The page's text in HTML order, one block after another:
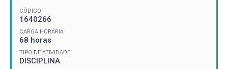
CÓDIGO
1640266
CARGA HORÁRIA
68 horas
TIPO DE ATIVIDADE
DISCIPLINA